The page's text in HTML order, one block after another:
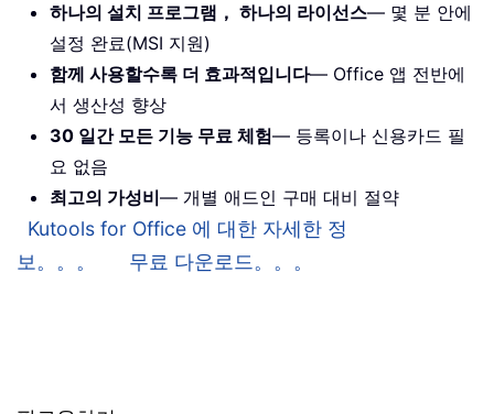
하나의 설치 프로그램， 하나의 라이선스— 몇 분 안에
설정 완료(MSI 지원)
함께 사용할수록 더 효과적입니다— Office 앱 전반에
서 생산성 향상
30 일간 모든 기능 무료 체험— 등록이나 신용카드 필
요 없음
최고의 가성비— 개별 애드인 구매 대비 절약
Kutools for Office 에 대한 자세한 정
보。。。
무료 다운로드。。。